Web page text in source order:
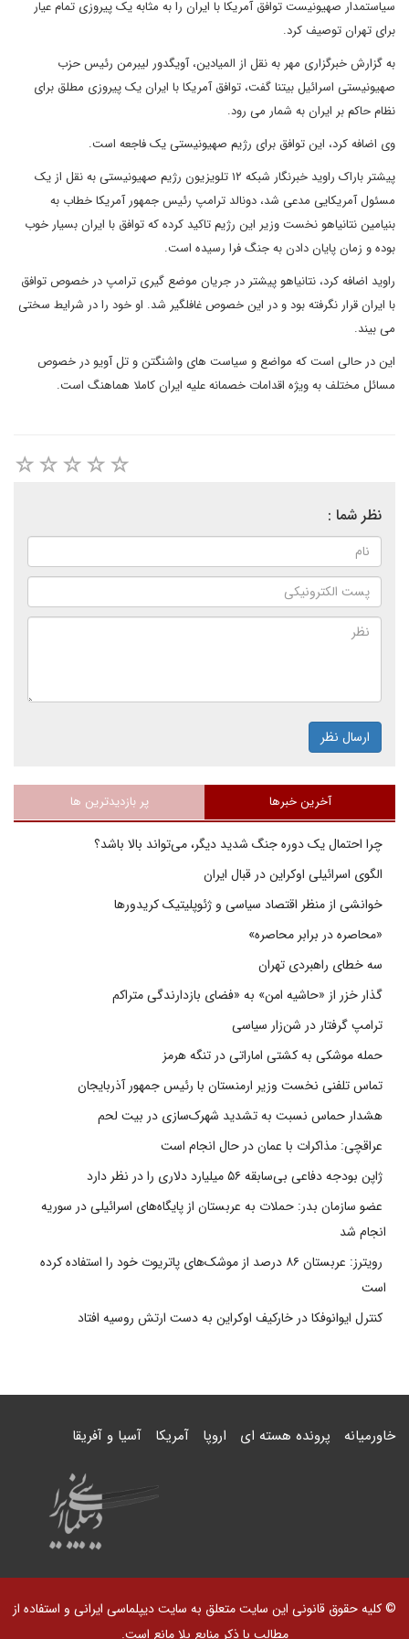
سیاستمدار صهیونیست توافق آمریکا با ایران را به مثابه یک پیروزی تمام عیار
برای تهران توصیف کرد.
به گزارش خبرگزاری مهر به نقل از المیادین، آویگدور لیبرمن رئیس حزب
صهیونیستی اسرائیل بیتنا گفت، توافق آمریکا با ایران یک پیروزی مطلق برای
نظام حاکم بر ایران به شمار می رود.
وی اضافه کرد، این توافق برای رژیم صهیونیستی یک فاجعه است.
پیشتر باراک راوید خبرنگار شبکه ۱۲ تلویزیون رژیم صهیونیستی به نقل از یک
مسئول آمریکایی مدعی شد، دونالد ترامپ رئیس جمهور آمریکا خطاب به
بنیامین نتانیاهو نخست وزیر این رژیم تاکید کرده که توافق با ایران بسیار خوب
بوده و زمان پایان دادن به جنگ فرا رسیده است.
راوید اضافه کرد، نتانیاهو پیشتر در جریان موضع گیری ترامپ در خصوص توافق
با ایران قرار نگرفته بود و در این خصوص غافلگیر شد. او خود را در شرایط سختی
می بیند.
این در حالی است که مواضع و سیاست های واشنگتن و تل آویو در خصوص
مسائل مختلف به ویژه اقدامات خصمانه علیه ایران کاملا هماهنگ است.
نظر شما :
ارسال نظر
آخرین خبرها پر بازدیدترین ها
چرا احتمال یک دوره جنگ شدید دیگر، می‌تواند بالا باشد؟
الگوی اسرائیلی اوکراین در قبال ایران
خوانشی از منظر اقتصاد سیاسی و ژئوپلیتیک کریدورها
«محاصره در برابر محاصره»
سه خطای راهبردی تهران
گذار خزر از «حاشیه امن» به «فضای بازدارندگی متراکم
ترامپ گرفتار در شن‌زار سیاسی
حمله موشکی به کشتی اماراتی در تنگه هرمز
تماس تلفنی نخست وزیر ارمنستان با رئیس جمهور آذربایجان
هشدار حماس نسبت به تشدید شهرک‌سازی در بیت‌ لحم
عراقچی: مذاکرات با عمان در حال انجام است
ژاپن بودجه دفاعی بی‌سابقه ۵۶ میلیارد دلاری را در نظر دارد
عضو سازمان بدر: حملات به عربستان از پایگاه‌های اسرائیلی در سوریه
انجام شد
رویترز: عربستان ۸۶ درصد از موشک‌های پاتریوت خود را استفاده کرده
است
کنترل ایوانوفکا در خارکیف اوکراین به دست ارتش روسیه افتاد
خاورمیانه پرونده هسته ای اروپا آمریکا آسیا و آفریقا
© کلیه حقوق قانونی این سایت متعلق به سایت دیپلماسی ایرانی و استفاده از
مطالب با ذکر منابع بلا مانع است.